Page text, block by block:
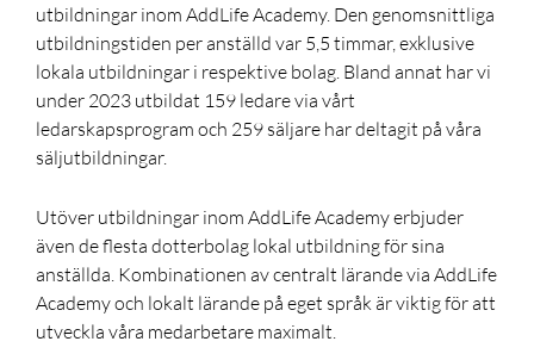
utbildningar inom AddLife Academy. Den genomsnittliga
utbildningstiden per anställd var 5,5 timmar, exklusive
lokala utbildningar i respektive bolag. Bland annat har vi
under 2023 utbildat 159 ledare via vårt
ledarskapsprogram och 259 säljare har deltagit på våra
säljutbildningar.
Utöver utbildningar inom AddLife Academy erbjuder
även de flesta dotterbolag lokal utbildning för sina
anställda. Kombinationen av centralt lärande via AddLife
Academy och lokalt lärande på eget språk är viktig för att
utveckla våra medarbetare maximalt.